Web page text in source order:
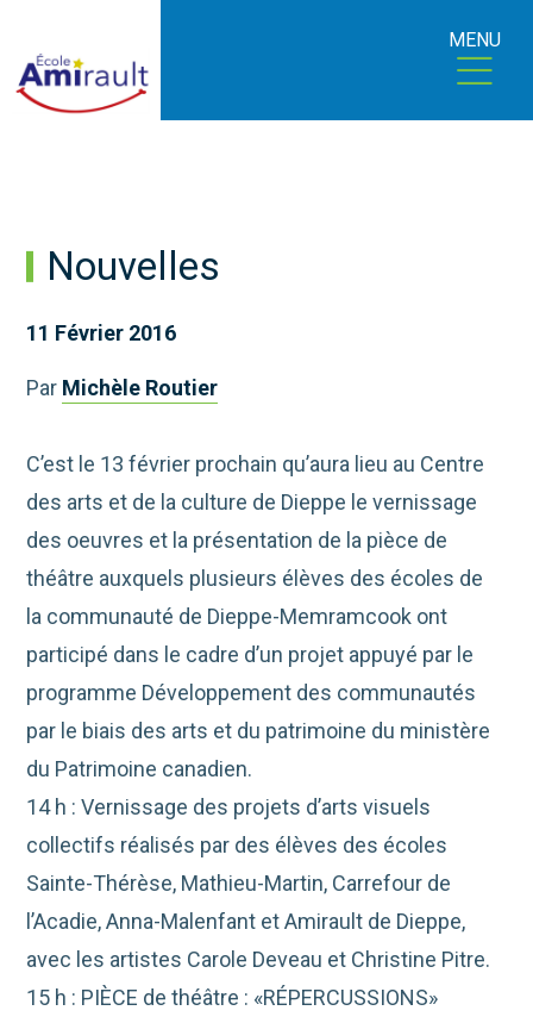
MENU
Nouvelles
11 Février 2016
Par Michèle Routier
C’est le 13 février prochain qu’aura lieu au Centre
des arts et de la culture de Dieppe le vernissage
des oeuvres et la présentation de la pièce de
théâtre auxquels plusieurs élèves des écoles de
la communauté de Dieppe-Memramcook ont
participé dans le cadre d’un projet appuyé par le
programme Développement des communautés
par le biais des arts et du patrimoine du ministère
du Patrimoine canadien.
14 h : Vernissage des projets d’arts visuels
collectifs réalisés par des élèves des écoles
Sainte-Thérèse, Mathieu-Martin, Carrefour de
l’Acadie, Anna-Malenfant et Amirault de Dieppe,
avec les artistes Carole Deveau et Christine Pitre.
15 h : PIÈCE de théâtre : «RÉPERCUSSIONS»